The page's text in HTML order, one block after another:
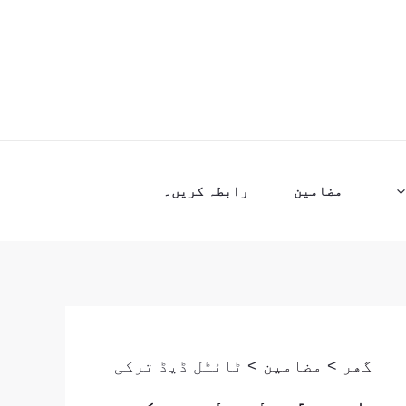
مضامین رابطہ کریں۔
گھر مضامین ٹائٹل ڈیڈ ترکی